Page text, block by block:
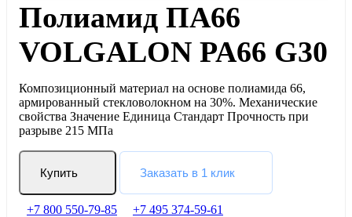
Полиамид ПА66
VOLGALON PA66 G30
Композиционный материал на основе полиамида 66,
армированный стекловолокном на 30%. Механические
свойства Значение Единица Стандарт Прочность при
разрыве 215 МПа
Купить Заказать в 1 клик
+7 800 550-79-85 +7 495 374-59-61